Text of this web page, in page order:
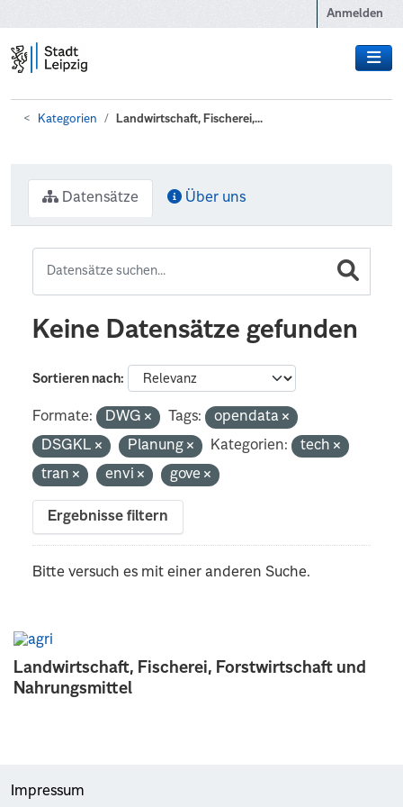
Anmelden
Kategorien Landwirtschaft, Fischerei,...
Landwirtschaft, Fischerei, Forstwirtschaft und
Nahrungsmittel
Datensätze Über uns
Keine Datensätze gefunden
Sortieren nach
Formate: DWG Tags:
opendata
DSGKL
Planung Kategorien:
tech
tran
envi gove
Ergebnisse filtern
Bitte versuch es mit einer anderen Suche.
Impressum